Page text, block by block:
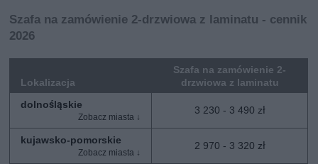
Szafa na zamówienie 2-drzwiowa z laminatu - cennik
2026
Lokalizacja
Szafa na zamówienie 2-
drzwiowa z laminatu
dolnośląskie
3 230 - 3 490 zł
kujawsko-pomorskie 2 970 - 3 320 zł